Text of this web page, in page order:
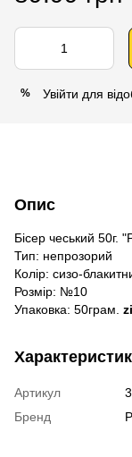
% Увійти для
Опис
Бісер чеський 50г.
Тип: непрозорий
Колір: сизо-
Розмір: №10
Упаковка: 50грам.
Артикул
Бренд